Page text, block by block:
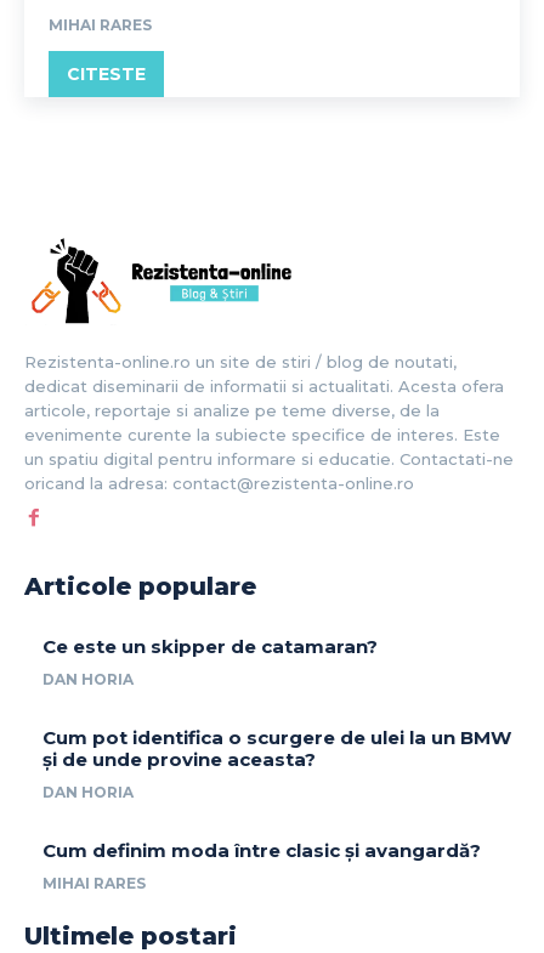
MIHAI RARES
CITESTE
Rezistenta-online.ro un site de stiri / blog de noutati,
dedicat diseminarii de informatii si actualitati. Acesta ofera
articole, reportaje si analize pe teme diverse, de la
evenimente curente la subiecte specifice de interes. Este
un spatiu digital pentru informare si educatie. Contactati-ne
oricand la adresa: contact@rezistenta-online.ro
Articole populare
Ce este un skipper de catamaran?
DAN HORIA
Cum pot identifica o scurgere de ulei la un BMW
și de unde provine aceasta?
DAN HORIA
Cum definim moda între clasic și avangardă?
MIHAI RARES
Ultimele postari